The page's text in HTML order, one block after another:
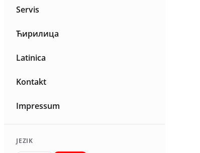
Servis
Ћирилица
Latinica
Kontakt
Impressum
JEZIK